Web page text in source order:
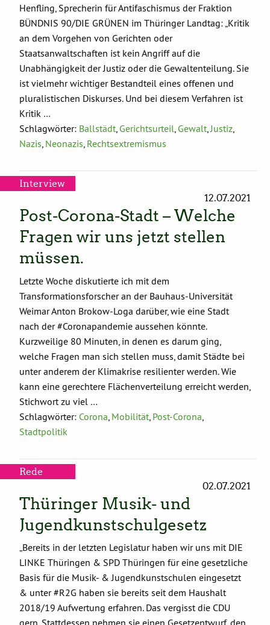
Henfling, Sprecherin für Antifaschismus der Fraktion
BÜNDNIS 90/DIE GRÜNEN im Thüringer Landtag: „Kritik
an dem Vorgehen von Gerichten oder
Staatsanwaltschaften ist kein Angriff auf die
Unabhängigkeit der Justiz oder die Gewaltenteilung. Sie
ist vielmehr wichtiger Bestandteil eines offenen und
pluralistischen Diskurses. Und bei diesem Verfahren ist
Kritik …
Schlagwörter: Ballstädt, Gerichtsurteil, Gewalt,Justiz,
Nazis, Neonazis, Rechtsextremismus
Interview
12.07.2021
Post-Corona-Stadt – Welche
Fragen wir uns jetzt stellen
müssen.
Letzte Woche diskutierte ich mit dem
Transformationsforscher an der Bauhaus-Universität
Weimar Anton Brokow-Loga darüber, wie eine Stadt
nach der #Coronapandemie aussehen könnte.
Kurzweilige 80 Minuten, in denen es darum ging,
welche Fragen man sich stellen muss, damit Städte bei
unter anderem der Klimakrise resilienter werden. Wie
kann eine gerechtere Flächenverteilung erreicht werden,
Stichwort zu viel …
Schlagwörter: Corona Mobilität Post-Corona
Stadtpolitik
Rede
02.07.2021
Thüringer Musik- und
Jugendkunstschulgesetz
„Bereits in der letzten Legislatur haben wir uns mit DIE
LINKE Thüringen & SPD Thüringen für eine gesetzliche
Basis für die Musik- & Jugendkunstschulen eingesetzt
& unter #R2G haben sie bereits seit dem Haushalt
2018/19 Aufwertung erfahren. Das vergisst die CDU